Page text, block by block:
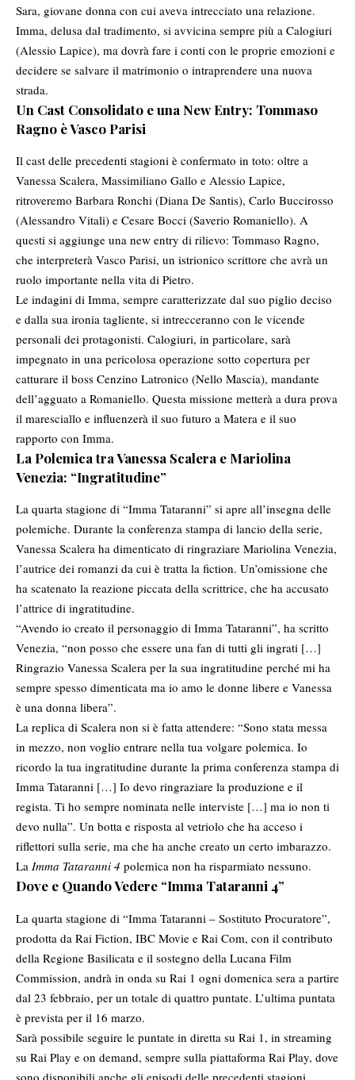
Sara, giovane donna con cui aveva intrecciato una relazione.
Imma, delusa dal tradimento, si avvicina sempre più a Calogiuri
(Alessio Lapice), ma dovrà fare i conti con le proprie emozioni e
decidere se salvare il matrimonio o intraprendere una nuova
strada.
Un Cast Consolidato e una New Entry: Tommaso
Ragno è Vasco Parisi
Il cast delle precedenti stagioni è confermato in toto: oltre a
Vanessa Scalera, Massimiliano Gallo e Alessio Lapice,
ritroveremo Barbara Ronchi (Diana De Santis), Carlo Buccirosso
(Alessandro Vitali) e Cesare Bocci (Saverio Romaniello). A
questi si aggiunge una new entry di rilievo: Tommaso Ragno,
che interpreterà Vasco Parisi, un istrionico scrittore che avrà un
ruolo importante nella vita di Pietro.
Le indagini di Imma, sempre caratterizzate dal suo piglio deciso
e dalla sua ironia tagliente, si intrecceranno con le vicende
personali dei protagonisti. Calogiuri, in particolare, sarà
impegnato in una pericolosa operazione sotto copertura per
catturare il boss Cenzino Latronico (Nello Mascia), mandante
dell’agguato a Romaniello. Questa missione metterà a dura prova
il maresciallo e influenzerà il suo futuro a Matera e il suo
rapporto con Imma.
La Polemica tra Vanessa Scalera e Mariolina
Venezia: “Ingratitudine”
La quarta stagione di “Imma Tataranni” si apre all’insegna delle
polemiche. Durante la conferenza stampa di lancio della serie,
Vanessa Scalera ha dimenticato di ringraziare Mariolina Venezia,
l’autrice dei romanzi da cui è tratta la fiction. Un’omissione che
ha scatenato la reazione piccata della scrittrice, che ha accusato
l’attrice di ingratitudine.
“Avendo io creato il personaggio di Imma Tataranni”, ha scritto
Venezia, “non posso che essere una fan di tutti gli ingrati […]
Ringrazio Vanessa Scalera per la sua ingratitudine perché mi ha
sempre spesso dimenticata ma io amo le donne libere e Vanessa
è una donna libera”.
La replica di Scalera non si è fatta attendere: “Sono stata messa
in mezzo, non voglio entrare nella tua volgare polemica. Io
ricordo la tua ingratitudine durante la prima conferenza stampa di
Imma Tataranni […] Io devo ringraziare la produzione e il
regista. Ti ho sempre nominata nelle interviste […] ma io non ti
devo nulla”. Un botta e risposta al vetriolo che ha acceso i
riflettori sulla serie, ma che ha anche creato un certo imbarazzo.
La Imma Tataranni 4 polemica non ha risparmiato nessuno.
Dove e Quando Vedere “Imma Tataranni 4”
La quarta stagione di “Imma Tataranni – Sostituto Procuratore”,
prodotta da Rai Fiction, IBC Movie e Rai Com, con il contributo
della Regione Basilicata e il sostegno della Lucana Film
Commission, andrà in onda su Rai 1 ogni domenica sera a partire
dal 23 febbraio, per un totale di quattro puntate. L’ultima puntata
è prevista per il 16 marzo.
Sarà possibile seguire le puntate in diretta su Rai 1, in streaming
su Rai Play e on demand, sempre sulla piattaforma Rai Play, dove
sono disponibili anche gli episodi delle precedenti stagioni.